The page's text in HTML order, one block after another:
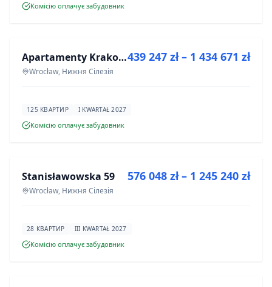
Комісію оплачує забудовник
ІНВЕСТИЦІЯ Apartamenty Krakowska 6
Wrocław, Нижня Сілезія
439 247 zł – 1 434 671 zł
125 КВАРТИР I KWARTAŁ 2027
Комісію оплачує забудовник
ІНВЕСТИЦІЯ
Stanisławowska 59
Wrocław, Нижня Сілезія
576 048 zł – 1 245 240 zł
28 КВАРТИР III KWARTAŁ 2027
Комісію оплачує забудовник